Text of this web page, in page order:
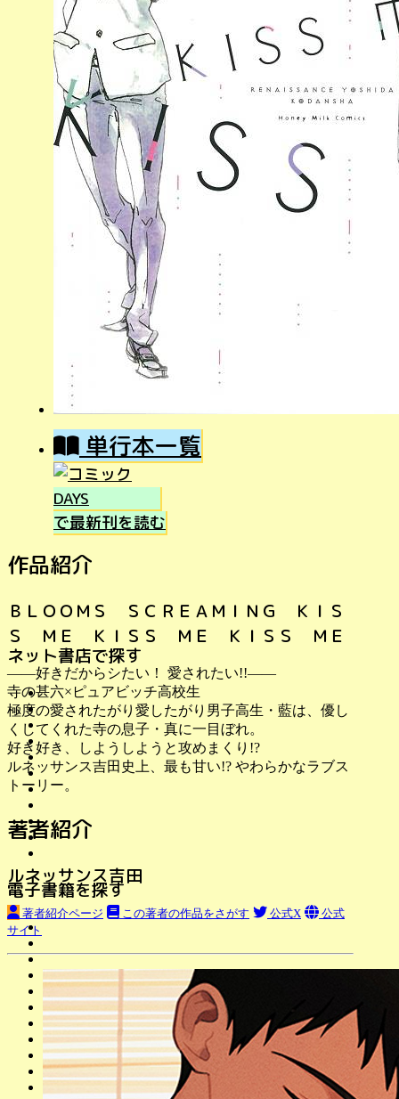
単行本一覧
で最新刊を読む
ネット書店で探す
電子書籍を探す
作品紹介
ＢＬＯＯＭＳ ＳＣＲＥＡＭＩＮＧ ＫＩＳ
Ｓ ＭＥ ＫＩＳＳ ＭＥ ＫＩＳＳ ＭＥ
――好きだからシたい！ 愛されたい!!――
寺の甚六×ピュアビッチ高校生
極度の愛されたがり愛したがり男子高生・藍は、優し
くしてくれた寺の息子・真に一目ぼれ。
好き好き、しようしようと攻めまくり!?
ルネッサンス吉田史上、最も甘い!? やわらかなラブス
トーリー。
著者紹介
ルネッサンス吉田
著者紹介ページ この著者の作品をさがす 公式X
公式
サイト